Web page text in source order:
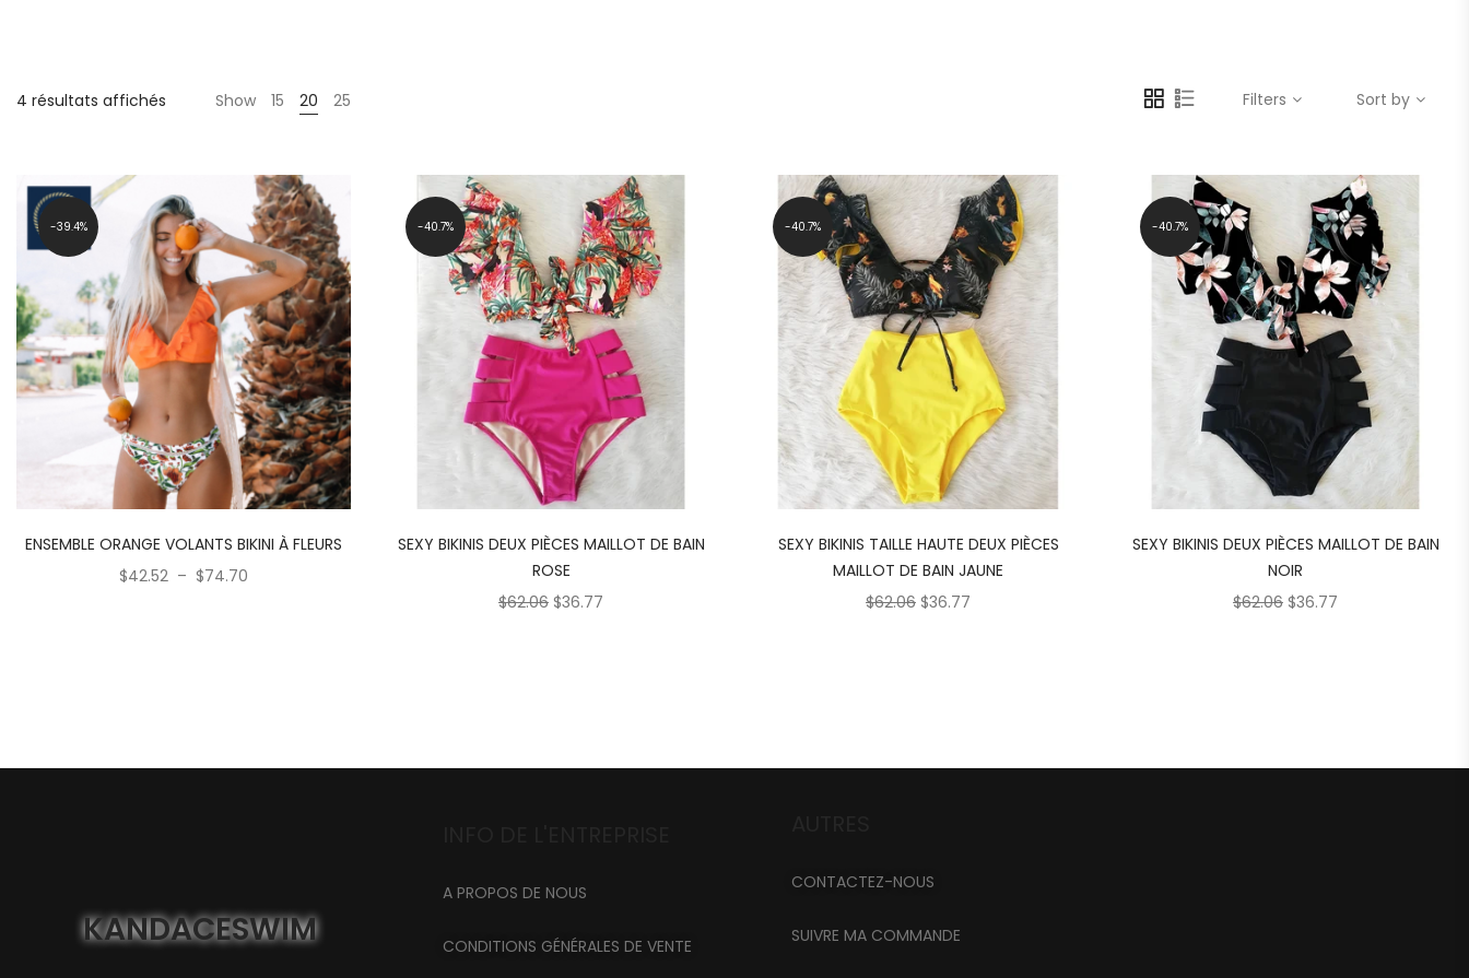
4 résultats affichés Show 15 20 25 Filters Sort by
39.4%
ENSEMBLE ORANGE VOLANTS BIKINI À FLEURS
$42.52 – $74.70
40.7%
SEXY BIKINIS DEUX PIÈCES MAILLOT DE BAIN
ROSE
$62.06 $36.77
40.7%
SEXY BIKINIS TAILLE HAUTE DEUX PIÈCES
MAILLOT DE BAIN JAUNE
$62.06 $36.77
40.7%
SEXY BIKINIS DEUX PIÈCES MAILLOT DE BAIN
NOIR
$62.06 $36.77
KANDACESWIM
A PROPOS DE NOUS
CONDITIONS GÉNÉRALES DE VENTE
CONTACTEZ-NOUS
SUIVRE MA COMMANDE